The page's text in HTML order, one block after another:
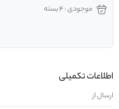
موجودی : 4 بسته
اطلاعات تکمیلی
ارسال از